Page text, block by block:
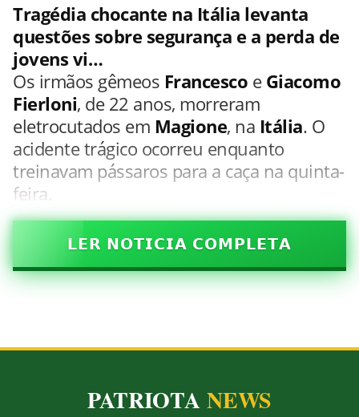
Tragédia chocante na Itália levanta
questões sobre segurança e a perda de
jovens vi…
Os irmãos gêmeos Francesco e Giacomo
Fierloni, de 22 anos, morreram
eletrocutados em Magione, na Itália. O
acidente trágico ocorreu enquanto
treinavam pássaros para a caça na quinta-
feira.
𝗟𝗘𝗥 𝗡𝗢𝗧𝗜𝗖𝗜𝗔 𝗖𝗢𝗠𝗣𝗟𝗘𝗧𝗔
PATRIOTANEWS